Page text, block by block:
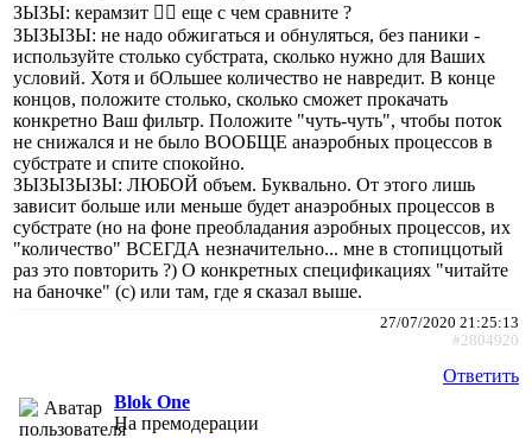
ЗЫЗЫ: керамзит 🤦‍♂️ еще с чем сравните ?
ЗЫЗЫЗЫ: не надо обжигаться и обнуляться, без паники -
используйте столько субстрата, сколько нужно для Ваших
условий. Хотя и бОльшее количество не навредит. В конце
концов, положите столько, сколько сможет прокачать
конкретно Ваш фильтр. Положите "чуть-чуть", чтобы поток
не снижался и не было ВООБЩЕ анаэробных процессов в
субстрате и спите спокойно.
ЗЫЗЫЗЫЗЫ: ЛЮБОЙ объем. Буквально. От этого лишь
зависит больше или меньше будет анаэробных процессов в
субстрате (но на фоне преобладания аэробных процессов, их
"количество" ВСЕГДА незначительно... мне в стопиццотый
раз это повторить ?) О конкретных спецификациях "читайте
на баночке" (с) или там, где я сказал выше.
27/07/2020 21:25:13
#2804920
Ответить
Blok One
На премодерации